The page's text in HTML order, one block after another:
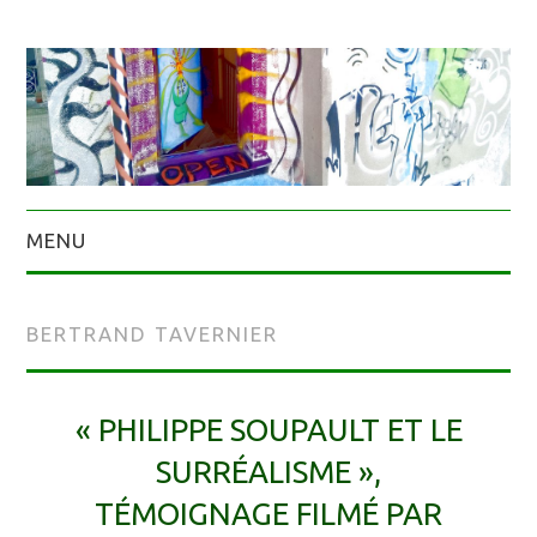
MENU
BERTRAND TAVERNIER
« PHILIPPE SOUPAULT ET LE
SURRÉALISME »,
TÉMOIGNAGE FILMÉ PAR